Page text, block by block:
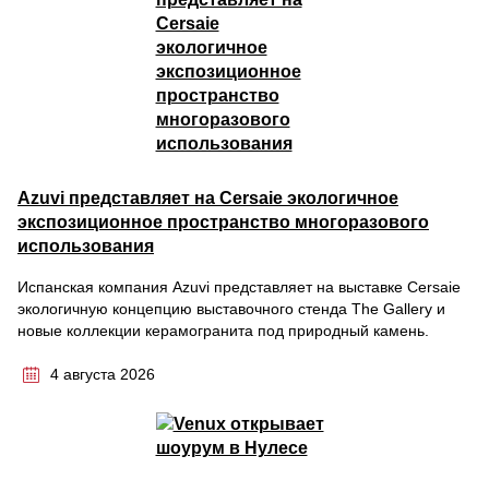
Azuvi представляет на Cersaie экологичное
экспозиционное пространство многоразового
использования
Испанская компания Azuvi представляет на выставке Cersaie
экологичную концепцию выставочного стенда The Gallery и
новые коллекции керамогранита под природный камень.
4 августа 2026